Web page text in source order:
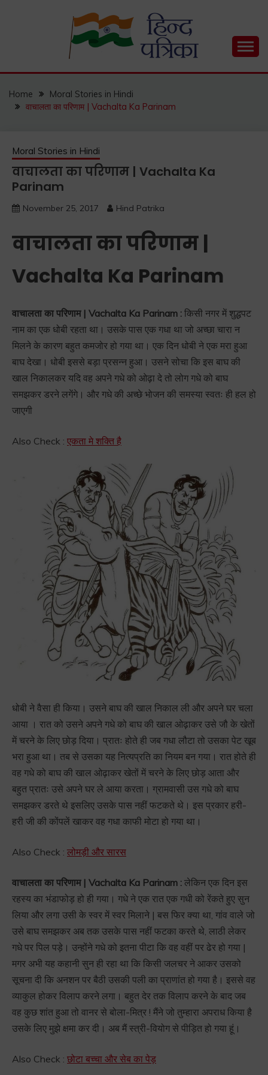
HIND PATRIKA
Status, Hindi Quotes, Hindi Inspirational Stories, Hindi
Home
Moral Stories in Hindi
वाचालता का परिणाम | Vachalta Ka Parinam
Moral Stories in Hindi
वाचालता का परिणाम | Vachalta Ka
Parinam
November 25, 2017 Hind Patrika
वाचालता का परिणाम |
Vachalta Ka Parinam
वाचालता का परिणाम | Vachalta Ka Parinam : किसी नगर में शुद्धपट
नाम का एक धोबी रहता था। उसके पास एक गधा था जो अच्छा चारा न
मिलने के कारण बहुत कमजोर हो गया था। एक दिन धोबी ने एक मरा हुआ
बाघ देखा। धोबी इससे बड़ा प्रसन्न हुआ। उसने सोचा कि इस बाघ की
खाल निकालकर यदि वह अपने गधे को ओढ़ा दे तो लोग गधे को बाघ
समझकर डरने लगेंगे। और गधे की अच्छे भोजन की समस्या स्वतः ही हल हो
जाएगी
Also Check : एकता मे शक्ति है
धोबी ने वैसा ही किया। उसने बाघ की खाल निकाल ली और अपने घर चला
आया । रात को उसने अपने गधे को बाघ की खाल ओढ़ाकर उसे जौ के खेतों
में चरने के लिए छोड़ दिया। प्रातः होते ही जब गधा लौटा तो उसका पेट खूब
भरा हुआ था। तब से उसका यह नित्यप्रति का नियम बन गया। रात होते ही
वह गधे को बाघ की खाल ओढ़ाकर खेतों में चरने के लिए छोड़ आता और
बहुत प्रातः उसे अपने घर ले आया करता। ग्रामवासी उस गधे को बाघ
समझकर डरते थे इसलिए उसके पास नहीं फटकते थे। इस प्रकार हरी-
हरी जी की कोंपलें खाकर वह गधा काफी मोटा हो गया था।
Also Check : लोमड़ी और सारस
वाचालता का परिणाम | Vachalta Ka Parinam : लेकिन एक दिन इस
रहस्य का भंडाफोड़ हो ही गया। गधे ने एक रात एक गधी को रेंकते हुए सुन
लिया और लगा उसी के स्वर में स्वर मिलाने | बस फिर क्या था, गांव वाले जो
उसे बाघ समझकर अब तक उसके पास नहीं फटका करते थे, लाठी लेकर
गधे पर पिल पड़े। उन्होंने गधे को इतना पीटा कि वह वहीं पर ढेर हो गया |
मगर अभी यह कहानी सुन ही रहा था कि किसी जलचर ने आकर उसको
सूचना दी कि अनशन पर बैठी उसकी पली का प्राणांत हो गया है। इससे वह
व्याकुल होकर विलाप करने लगा। बहुत देर तक विलाप करने के बाद जब
वह कुछ शांत हुआ तो वानर से बोला-मित्र ! मैंने जो तुम्हारा अपराध किया है
उसके लिए मुझे क्षमा कर दी। अब मैं स्त्री-वियोग से पीड़ित हो गया हूं।
Also Check : छोटा बच्चा और सेब का पेड़